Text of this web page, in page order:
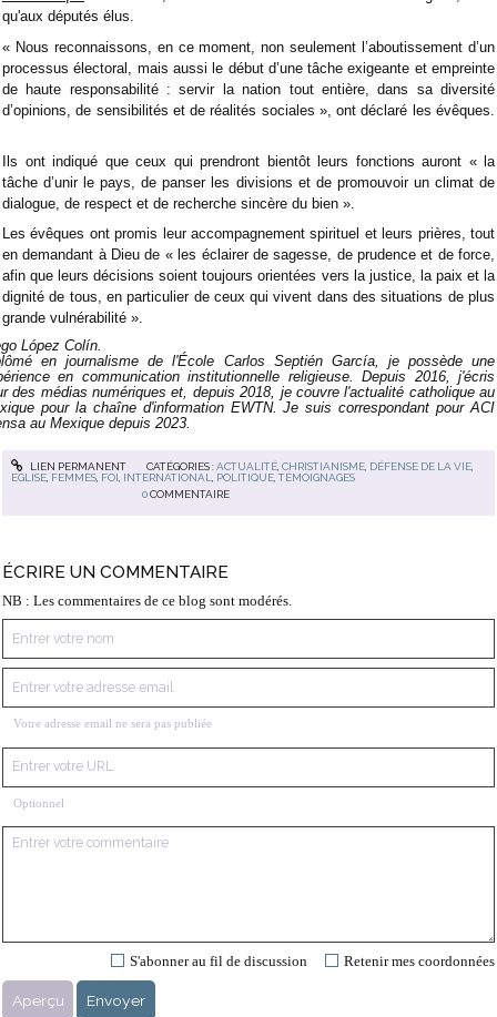
qu'aux députés élus.
« Nous reconnaissons, en ce moment, non seulement l’aboutissement d’un
processus électoral, mais aussi le début d’une tâche exigeante et empreinte
de haute responsabilité : servir la nation tout entière, dans sa diversité
d’opinions, de sensibilités et de réalités sociales », ont déclaré les évêques.
Ils ont indiqué que ceux qui prendront bientôt leurs fonctions auront « la
tâche d’unir le pays, de panser les divisions et de promouvoir un climat de
dialogue, de respect et de recherche sincère du bien ».
Les évêques ont promis leur accompagnement spirituel et leurs prières, tout
en demandant à Dieu de « les éclairer de sagesse, de prudence et de force,
afin que leurs décisions soient toujours orientées vers la justice, la paix et la
dignité de tous, en particulier de ceux qui vivent dans des situations de plus
grande vulnérabilité ».
López Colín.
en journalisme de l'École Carlos Septién García, je possède une
en communication institutionnelle religieuse. Depuis 2016, j'écris
des médias numériques et, depuis 2018, je couvre l'actualité catholique au
pour la chaîne d'information EWTN. Je suis correspondant pour ACI
au Mexique depuis 2023.
LIEN PERMANENT CATÉGORIES :ACTUALITÉ, CHRISTIANISME, DÉFENSE DE LA VIE,
EGLISE, FEMMES, FOI, INTERNATIONAL, POLITIQUE,TÉMOIGNAGES
0 COMMENTAIRE
ÉCRIRE UN COMMENTAIRE
NB : Les commentaires de ce blog sont modérés.
Votre adresse email ne sera pas publiée
Optionnel
Retenir mes coordonnées
S'abonner au fil de discussion